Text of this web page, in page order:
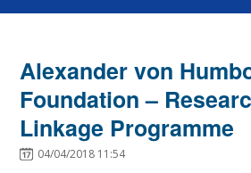
Alexander von
Foundation –
Linkage Programme
04/04/2018 11:54